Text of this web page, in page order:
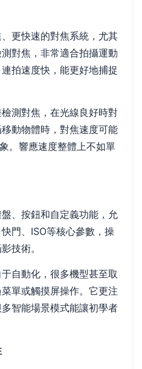
更快速的對焦系統，尤其
對焦，非常適合拍攝運動
拍速度快，能更好地捕捉
測對焦，在光線良好時對
動物體時，對焦速度可能
。響應速度整體上不如單
、按鈕和自定義功能，允
門、ISO等核心參數，操
技術。
自動化，很多機型甚至取
單或觸摸屏操作。它更注
智能場景模式能讓初學者